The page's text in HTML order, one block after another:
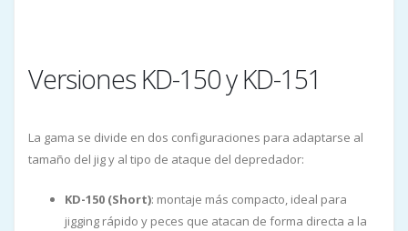
Versiones KD-150 y KD-151
La gama se divide en dos configuraciones para adaptarse al
tamaño del jig y al tipo de ataque del depredador:
KD-150 (Short): montaje más compacto, ideal para
jigging rápido y peces que atacan de forma directa a la